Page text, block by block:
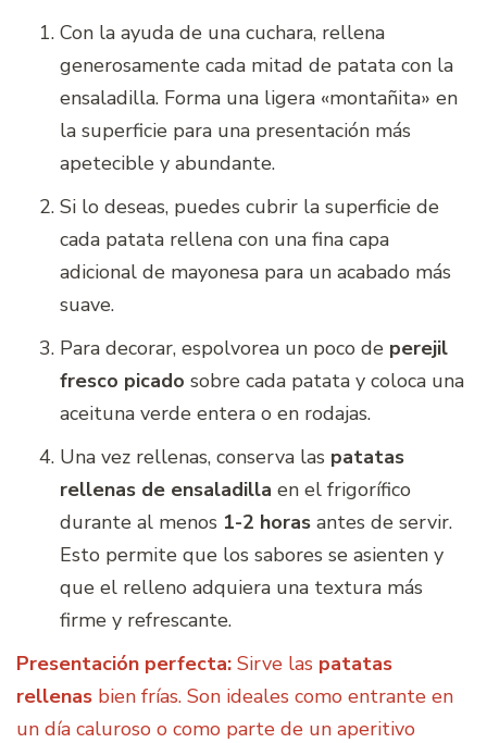
Con la ayuda de una cuchara, rellena
generosamente cada mitad de patata con la
ensaladilla. Forma una ligera «montañita» en
la superficie para una presentación más
apetecible y abundante.
Si lo deseas, puedes cubrir la superficie de
cada patata rellena con una fina capa
adicional de mayonesa para un acabado más
suave.
Para decorar, espolvorea un poco de perejil
fresco picado sobre cada patata y coloca una
aceituna verde entera o en rodajas.
Una vez rellenas, conserva las patatas
rellenas de ensaladilla en el frigorífico
durante al menos 1-2 horas antes de servir.
Esto permite que los sabores se asienten y
que el relleno adquiera una textura más
firme y refrescante.
Presentación perfecta: Sirve las patatas
rellenas bien frías. Son ideales como entrante en
un día caluroso o como parte de un aperitivo